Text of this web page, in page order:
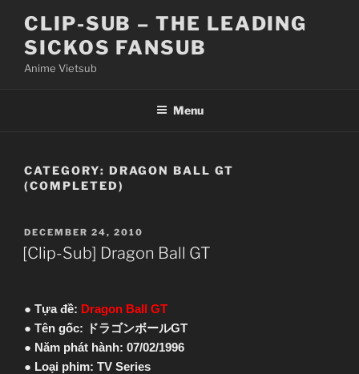
content
CLIP-SUB – THE LEADING
SICKOS FANSUB
Anime Vietsub
Menu
CATEGORY: DRAGON BALL GT
(COMPLETED)
POSTED
ON
DECEMBER 24, 2010
[Clip-Sub] Dragon Ball GT
● Tựa đề: Dragon Ball GT
● Tên gốc: ドラゴンボールGT
● Năm phát hành: 07/02/1996
● Loại phim: TV Series